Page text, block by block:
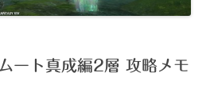
ート真成編2層 攻略メモ